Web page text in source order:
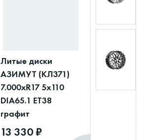
Литые диски
АЗИМУТ (КЛ371)
7.000xR17 5x110
DIA65.1 ET38
графит
13 330 ₽